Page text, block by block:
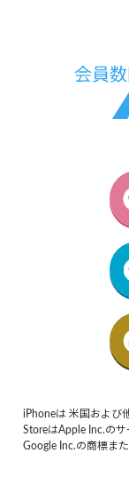
iPhoneは 米国および
StoreはApple Inc.のサ
Google Inc.の商標ま